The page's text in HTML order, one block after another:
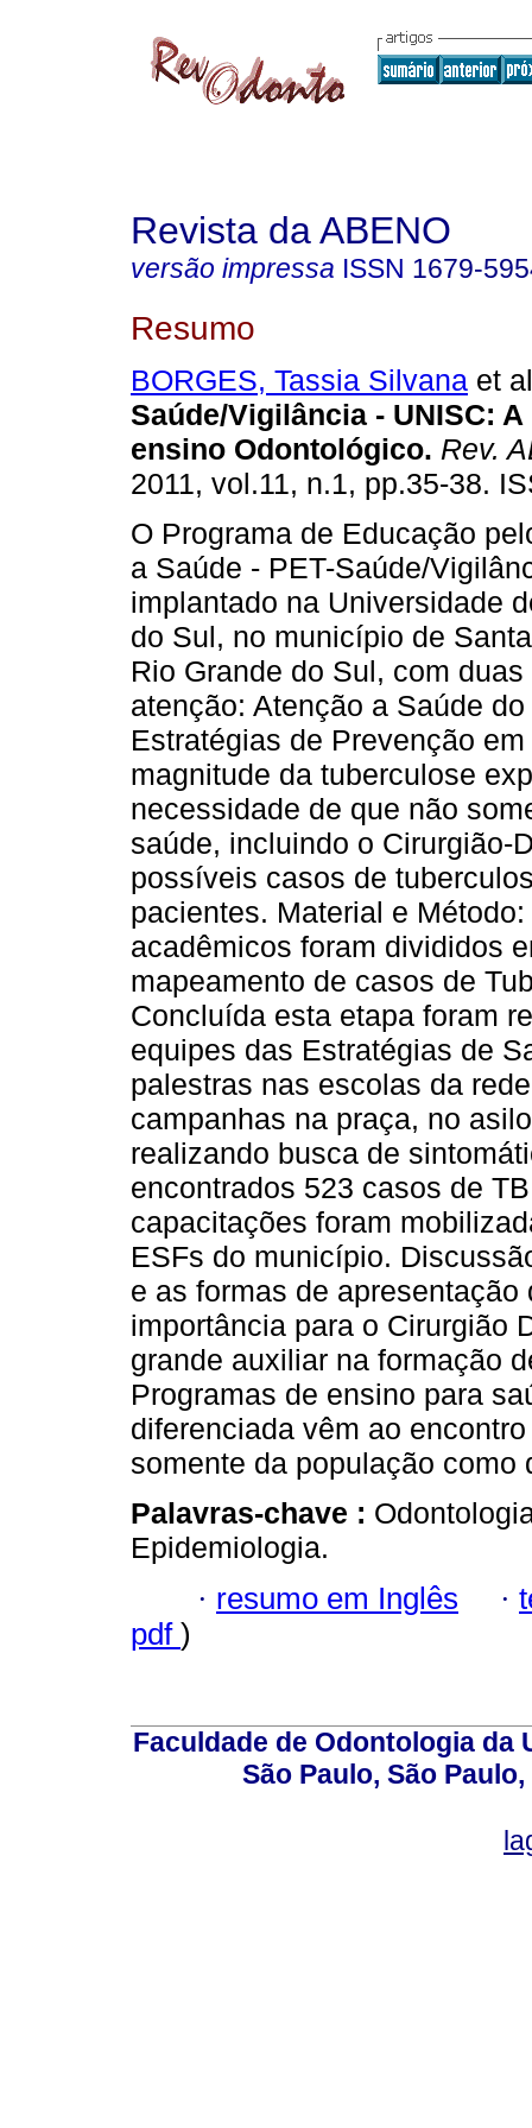
Revista da ABENO
versão impressa ISSN 1679-
Resumo
BORGES, Tassia Silvana et
Saúde/Vigilância - UNISC: A
ensino Odontológico. Rev.
2011, vol.11, n.1, pp.35-38.
O Programa de Educação
a Saúde - PET-Saúde/
implantado na Universidade
do Sul, no município de
Rio Grande do Sul, com
atenção: Atenção a Saúde
Estratégias de Prevenção
magnitude da tuberculose
necessidade de que não
saúde, incluindo o Cirurgião-
possíveis casos de
pacientes. Material e
acadêmicos foram divididos
mapeamento de casos de
Concluída esta etapa foram
equipes das Estratégias de
palestras nas escolas da
campanhas na praça, no
realizando busca de
encontrados 523 casos de
capacitações foram
ESFs do município.
e as formas de
importância para o Cirurgião
grande auxiliar na formação
Programas de ensino para
diferenciada vêm ao
somente da população
Palavras-chave :
Epidemiologia.
· resumo em Inglês ·
pdf )
Faculdade de Odontologia da
São Paulo, São